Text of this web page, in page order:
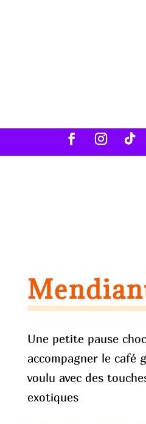
Une petite pause
accompagner le café
voulu avec des
exotiques